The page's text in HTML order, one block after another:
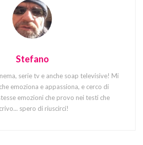
Stefano
serie tv e anche soap televisive! Mi
emoziona e appassiona, e cerco di
emozioni che provo nei testi che
spero di riuscirci!